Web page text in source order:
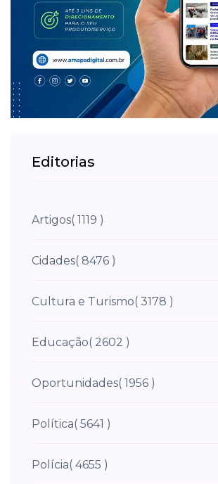
Editorias
Artigos( 1119 )
Cidades( 8476 )
Cultura e Turismo( 3178 )
Educação( 2602 )
Oportunidades( 1956 )
Política( 5641 )
Polícia( 4655 )